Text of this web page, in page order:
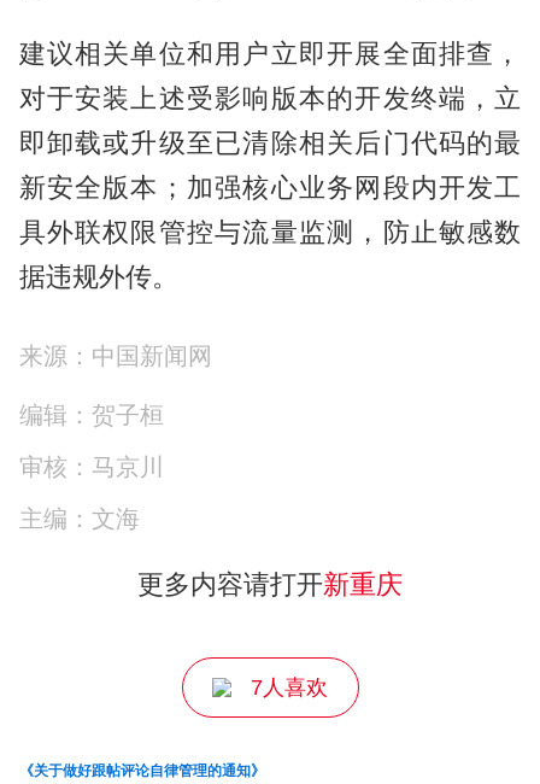
建议相关单位和用户立即开展全面排查，
对于安装上述受影响版本的开发终端，立
即卸载或升级至已清除相关后门代码的最
新安全版本；加强核心业务网段内开发工
具外联权限管控与流量监测，防止敏感数
据违规外传。
来源：中国新闻网
编辑：贺子桓
审核：马京川
主编：文海
更多内容请打开新重庆
7人喜欢
《关于做好跟帖评论自律管理的通知》